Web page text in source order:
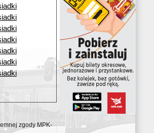
zgody MPK-